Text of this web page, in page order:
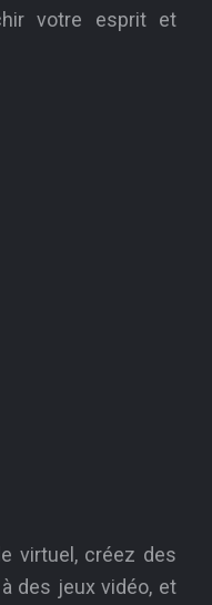
votre esprit et
virtuel, créez des
des jeux vidéo, et